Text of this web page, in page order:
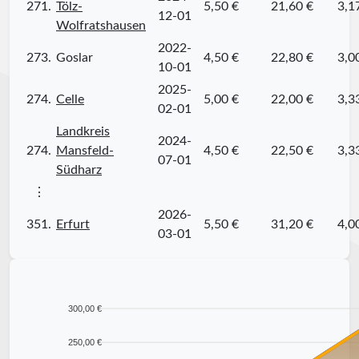
271. Tölz-
Wolfratshausen
12-01
5,50 € 21,60 €
273. Goslar
2022-
10-01
4,50 € 22,80 €
274. Celle
2025-
02-01
5,00 € 22,00 €
274.
Landkreis
Mansfeld-
Südharz
2024-
07-01
4,50 € 22,50 €
⋮
351. Erfurt
2026-
03-01
5,50 € 31,20 €
300,00 €
250,00 €